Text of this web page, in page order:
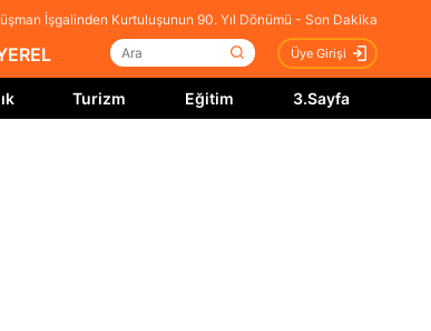
İşgalinden Kurtuluşunun 90. Yıl Dönümü - Son Dakika
Üye Girişi
Turizm Eğitim 3.Sayfa